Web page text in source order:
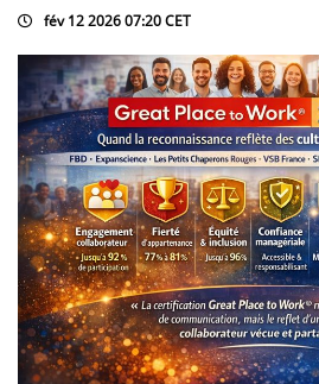
fév 12 2026 07:20 CET